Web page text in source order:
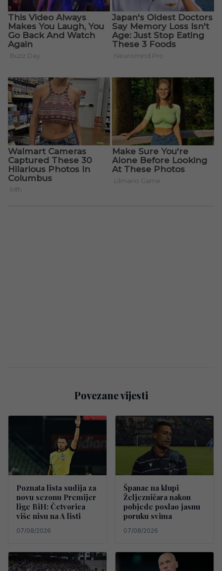
Povezane vijesti
Poznata lista sudija za
novu sezonu Premijer
lige BiH: Četvorica
više nisu na A listi
07/08/2026
Španac na klupi
Željezničara nakon
pobjede poslao jasnu
poruku svima
07/08/2026